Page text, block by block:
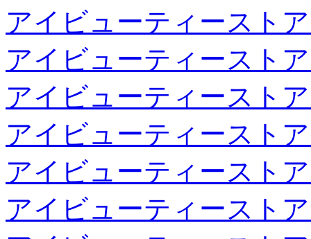
アイビューティースト
アイビューティースト
アイビューティースト
アイビューティースト
アイビューティースト
アイビューティースト